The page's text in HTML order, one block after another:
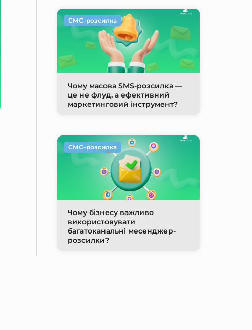
Чому масова SMS-розсилка —
це не флуд, а ефективний
маркетинговий інструмент?
СМС-розсилка
Чому бізнесу важливо
використовувати
багатоканальні месенджер-
розсилки?
СМС-розсилка